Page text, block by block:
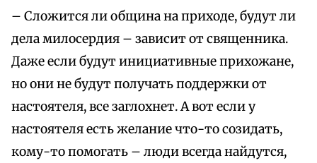
– Сложится ли община на приходе, будут ли
дела милосердия – зависит от священника.
Даже если будут инициативные прихожане,
но они не будут получать поддержки от
настоятеля, все заглохнет. А вот если у
настоятеля есть желание что-то созидать,
кому-то помогать – люди всегда найдутся,